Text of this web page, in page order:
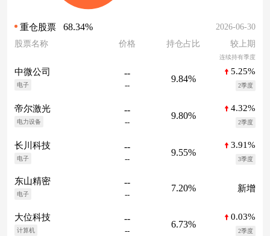
重仓股票 68.34%
2026-06-30
股票名称
价格 持仓占比 较上期
连续持有季度
中微公司
电子
--
--
9.84%
5.25%
2季度
帝尔激光
电力设备
--
--
9.80%
4.32%
2季度
长川科技
电子
--
--
9.55%
3.91%
3季度
东山精密
电子
--
--
7.20% 新增
大位科技
计算机
--
--
6.73%
0.03%
2季度